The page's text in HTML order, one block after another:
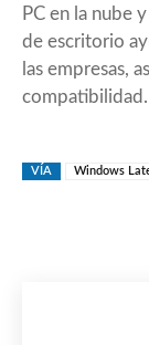
PC en la nube
de escritorio
las empresas,
compatibilidad.
VÍA Windows